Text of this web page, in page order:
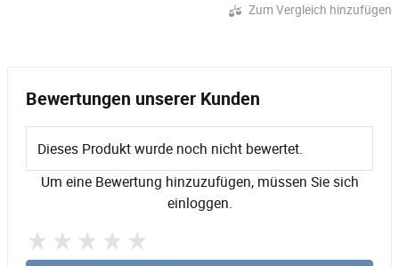
Zum Vergleich hinzufügen
Bewertungen unserer Kunden
Dieses Produkt wurde noch nicht bewertet.
Um eine Bewertung hinzuzufügen, müssen Sie sich
einloggen.